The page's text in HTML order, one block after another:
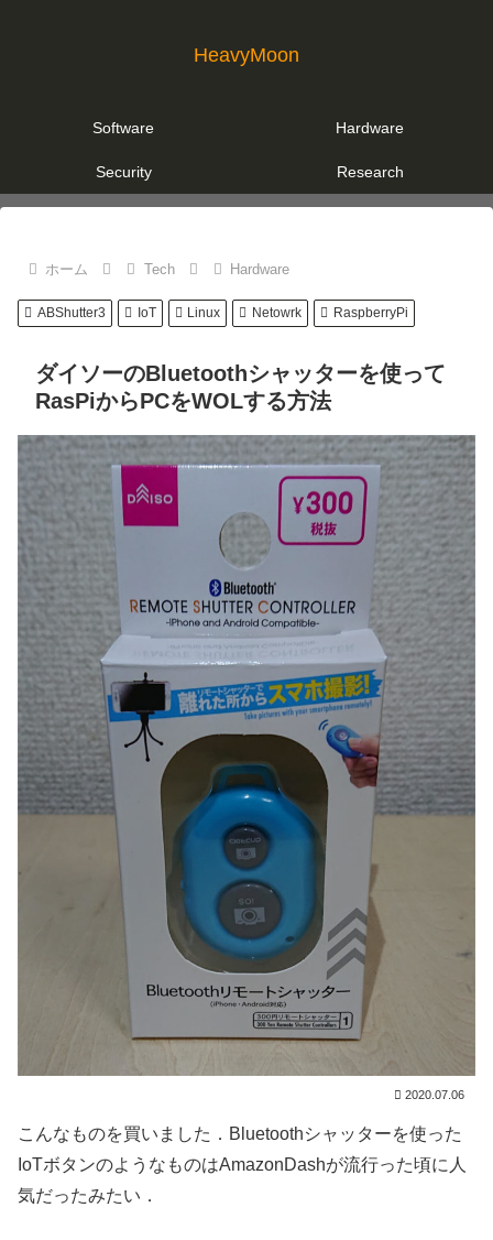
HeavyMoon
Software Hardware
Security Research
ホーム Tech Hardware
ABShutter3 IoT Linux Netowrk RaspberryPi
ダイソーのBluetoothシャッターを使って
RasPiからPCをWOLする方法
2020.07.06
こんなものを買いました．Bluetoothシャッターを使った
IoTボタンのようなものはAmazonDashが流行った頃に人
気だったみたい．